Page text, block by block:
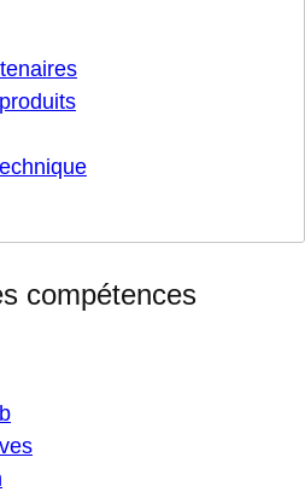
compétences